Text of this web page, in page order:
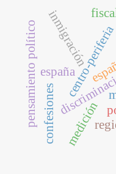
medición
centro-periferia
inmigración
confesiones
españa
pensamiento político